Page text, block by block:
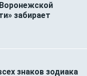
забирает
знаков зодиака